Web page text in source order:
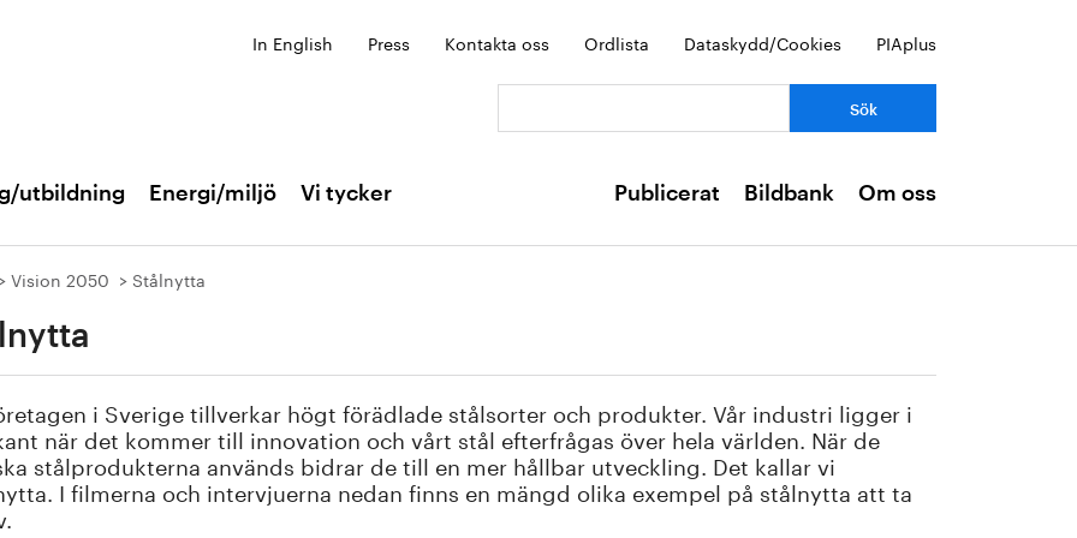
In English Press Kontakta oss Ordlista Dataskydd/Cookies PIAplus
utbildning Energi/miljö Vi tycker Publicerat Bildbank Om oss
Vision 2050 Stålnytta
i Sverige tillverkar högt förädlade stålsorter och produkter. Vår industri ligger i
när det kommer till innovation och vårt stål efterfrågas över hela världen. När de
stålprodukterna används bidrar de till en mer hållbar utveckling. Det kallar vi
I filmerna och intervjuerna nedan finns en mängd olika exempel på stålnytta att ta